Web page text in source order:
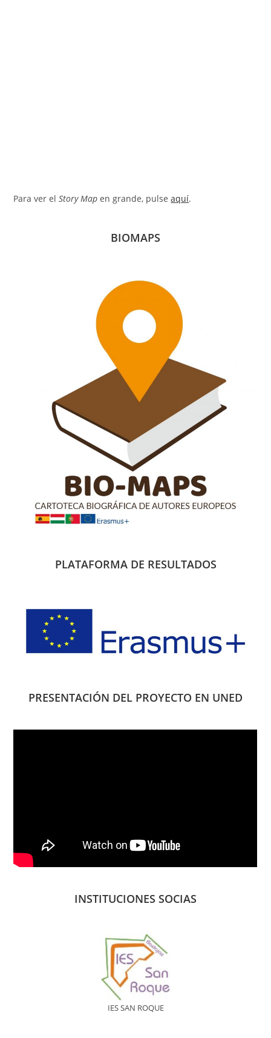
Para ver elStory Map en grande, pulseaquí.
BIOMAPS
PLATAFORMA DE RESULTADOS
PRESENTACIÓN DEL PROYECTO EN UNED
INSTITUCIONES SOCIAS
IES SAN ROQUE